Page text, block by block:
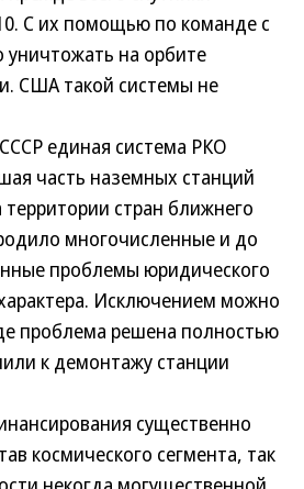
С их помощью по команде с
на орбите
США такой системы не
единая система РКО
часть наземных станций
стран ближнего
многочисленные и до
проблемы юридического
Исключением можно
проблема решена полностью
к демонтажу станции
существенно
космического сегмента, так